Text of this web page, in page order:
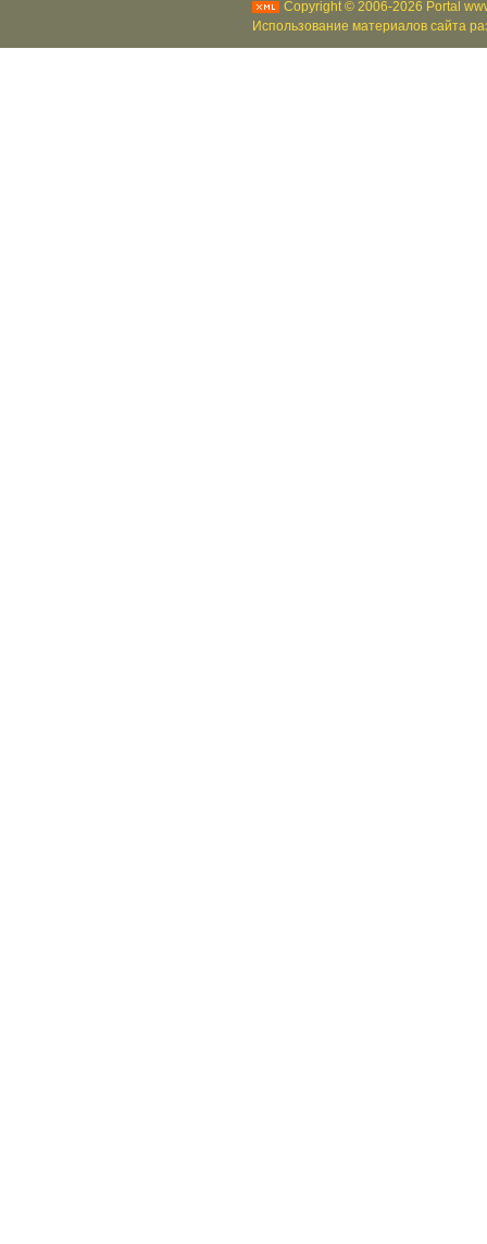
Copyright © 2006-2026 Portal
Использование материалов сайта